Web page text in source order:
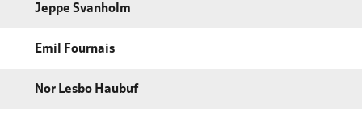
Jeppe Svanholm
Emil Fournais
Nor Lesbo Haubuf